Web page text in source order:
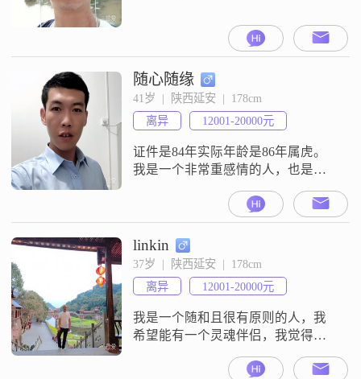
随心随缘
41岁  |  陕西延安  |  178cm
离异
12001-20000元
证件是84年实际年龄是86年属虎。
我是一个非常重感情的人，也是一
很多，下一段感情不会将就，找一
个安心真诚的人共度余生。我希望
的是平静安稳的生活，当然也会在
特别的节日给你浪漫和惊喜。但愿
早点认识那个温柔善良，知书达
理，开朗开朗，善解人意的你。
linkin
37岁  |  陕西延安  |  178cm
离异
12001-20000元
我是一个随和且很有原则的人，我
希望能有一个灵魂伴侣，我觉得人
##3002##我的爱好看书##3001##喝